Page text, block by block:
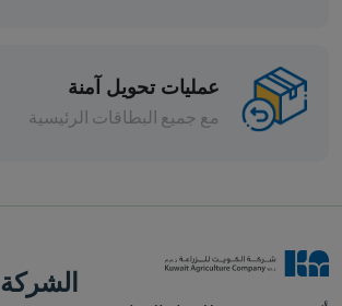
عمليات تحويل آمنة
مع جميع البطاقات الرئيسية
الشركة